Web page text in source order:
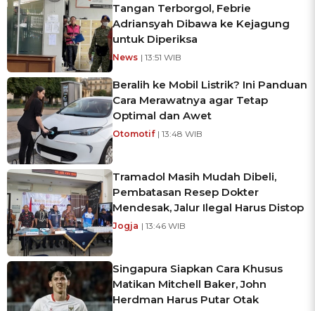
Tangan Terborgol, Febrie
Adriansyah Dibawa ke Kejagung
untuk Diperiksa
News | 13:51 WIB
Beralih ke Mobil Listrik? Ini Panduan
Cara Merawatnya agar Tetap
Optimal dan Awet
Otomotif | 13:48 WIB
Tramadol Masih Mudah Dibeli,
Pembatasan Resep Dokter
Mendesak, Jalur Ilegal Harus Distop
Jogja | 13:46 WIB
Singapura Siapkan Cara Khusus
Matikan Mitchell Baker, John
Herdman Harus Putar Otak